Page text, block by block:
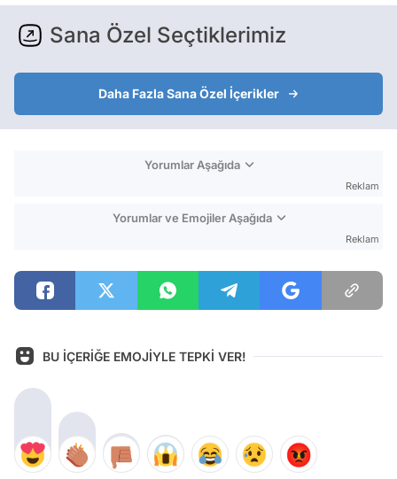
Sana Özel Seçtiklerimiz
Daha Fazla Sana Özel İçerikler
Yorumlar Aşağıda
Reklam
Yorumlar ve Emojiler Aşağıda
Reklam
BU İÇERİĞE EMOJİYLE TEPKİ VER!